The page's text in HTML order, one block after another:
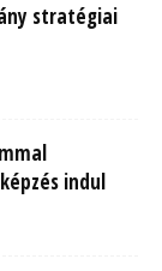
stratégiai
indul